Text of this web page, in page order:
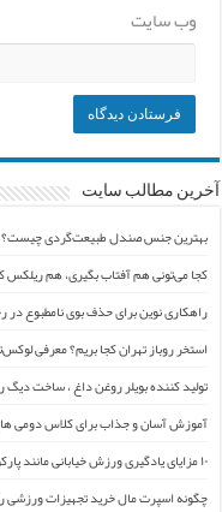
وب‌ سایت
آخرین مطالب سایت
بهترین جنس صندل طبیعت‌گردی چیست؟
کجا می‌تونی هم آفتاب بگیری، هم ریلکس
راهکاری نوین برای حذف بوی نامطبوع در
استخر روباز تهران کجا بریم؟ معرفی
تولید کننده بویلر روغن داغ ، ساخت
آموزش آسان و جذاب برای کلاس دومی ها
۱۰ مزایای یادگیری ورزش خیابانی مانند پارکور
چگونه اسپرت مال خرید تجهیزات